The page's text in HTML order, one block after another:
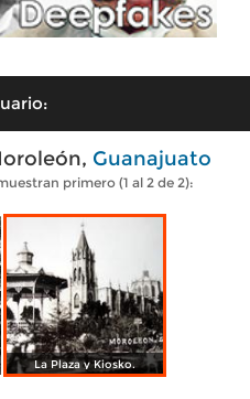
Guanajuato
primero (1 al 2 de 2):
La Plaza y Kiosko.